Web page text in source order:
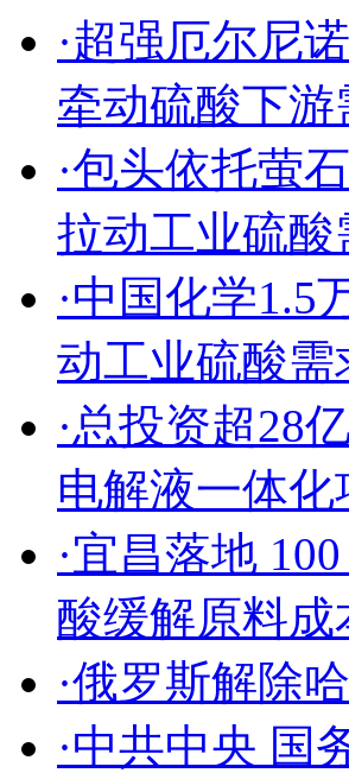
·超强厄尔尼
牵动硫酸下游
·包头依托萤
拉动工业硫酸
·中国化学1.5
动工业硫酸需
·总投资超28
电解液一体化
·宜昌落地
酸缓解原料成
·俄罗斯解除
·中共中央 国